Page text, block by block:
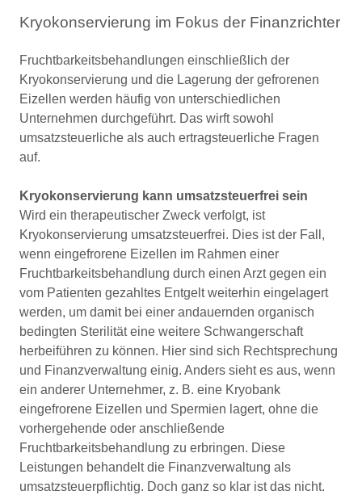
Kryokonservierung im Fokus der Finanzrichter
Fruchtbarkeitsbehandlungen einschließlich der
Kryokonservierung und die Lagerung der gefrorenen
Eizellen werden häufig von unterschiedlichen
Unternehmen durchgeführt. Das wirft sowohl
umsatzsteuerliche als auch ertragsteuerliche Fragen
auf.
Kryokonservierung kann umsatzsteuerfrei sein
Wird ein therapeutischer Zweck verfolgt, ist
Kryokonservierung umsatzsteuerfrei. Dies ist der Fall,
wenn eingefrorene Eizellen im Rahmen einer
Fruchtbarkeitsbehandlung durch einen Arzt gegen ein
vom Patienten gezahltes Entgelt weiterhin eingelagert
werden, um damit bei einer andauernden organisch
bedingten Sterilität eine weitere Schwangerschaft
herbeiführen zu können. Hier sind sich Rechtsprechung
und Finanzverwaltung einig. Anders sieht es aus, wenn
ein anderer Unternehmer, z. B. eine Kryobank
eingefrorene Eizellen und Spermien lagert, ohne die
vorhergehende oder anschließende
Fruchtbarkeitsbehandlung zu erbringen. Diese
Leistungen behandelt die Finanzverwaltung als
umsatzsteuerpflichtig. Doch ganz so klar ist das nicht.